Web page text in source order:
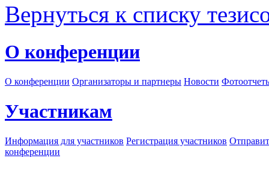
Вернуться к списку
О конференции
О конференции Организаторы и партнеры Новости
Участникам
Информация для участников Регистрация участников
конференции